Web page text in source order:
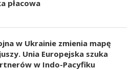
płacowa
w Ukrainie zmienia mapę
Unia Europejska szuka
w Indo-Pacyfiku